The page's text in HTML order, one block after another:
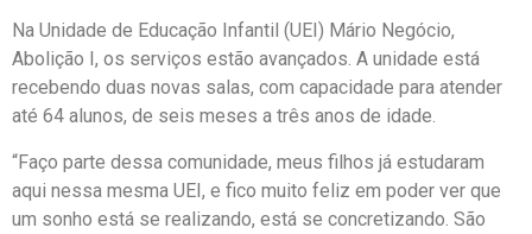
Na Unidade de Educação Infantil (UEI) Mário Negócio,
Abolição I, os serviços estão avançados. A unidade está
recebendo duas novas salas, com capacidade para atender
até 64 alunos, de seis meses a três anos de idade.
“Faço parte dessa comunidade, meus filhos já estudaram
aqui nessa mesma UEI, e fico muito feliz em poder ver que
um sonho está se realizando, está se concretizando. São